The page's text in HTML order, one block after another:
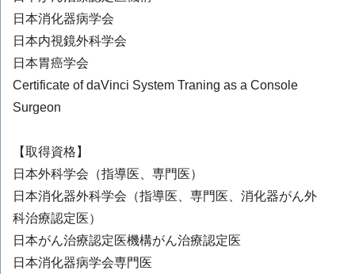
日本消化器病学会
日本内視鏡外科学会
日本胃癌学会
Certificate of daVinci System Traning as a Console
Surgeon
【取得資格】
日本外科学会（指導医、専門医）
日本消化器外科学会（指導医、専門医、消化器がん外
科治療認定医）
日本がん治療認定医機構がん治療認定医
日本消化器病学会専門医